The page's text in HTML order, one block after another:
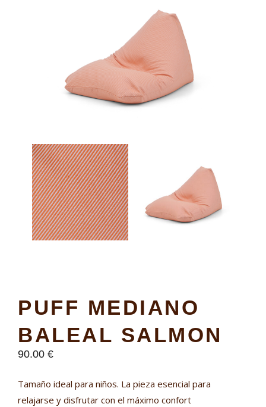
PUFF MEDIANO
BALEAL SALMON
90.00 €
Tamaño ideal para niños. La pieza esencial para
relajarse y disfrutar con el máximo confort